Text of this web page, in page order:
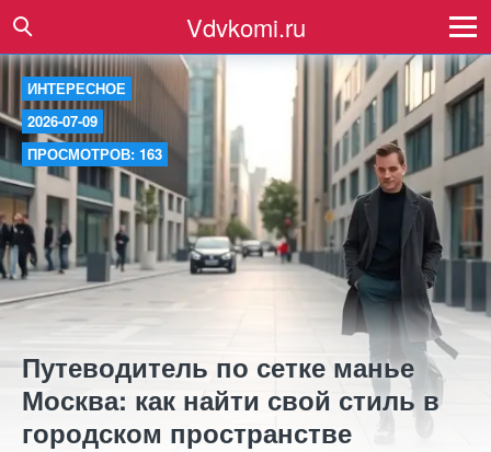
Vdvkomi.ru
ИНТЕРЕСНОЕ
2026-07-09
ПРОСМОТРОВ: 163
Путеводитель по сетке манье
Москва: как найти свой стиль в
городском пространстве